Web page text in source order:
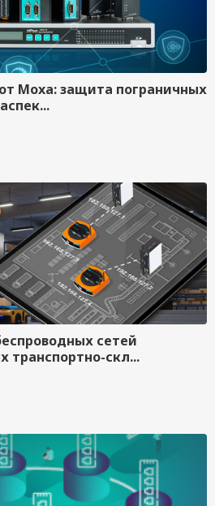
Moxa: защита пограничных
сетей
транспортно-скл...